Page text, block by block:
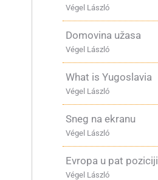
Végel László
Domovina užasa
Végel László
What is Yugoslavia
Végel László
Sneg na ekranu
Végel László
Evropa u pat poziciji
Végel László